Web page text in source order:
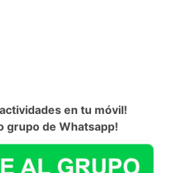
en tu móvil!
grupo de Whatsapp!